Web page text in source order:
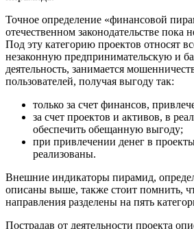
Точное определение «финансовой
отечественном законодательстве пока
Под эту категорию проектов относят
незаконную предпринимательскую и
деятельность, занимается
пользователей, получая выгоду так:
только за счет финансов,
за счет проектов и активов, в
обеспечить обещанную выгоду;
при привлечении денег в
реализованы.
Внешние индикаторы пирамид,
описаны выше, также стоит помнить,
направления разделены на пять
Пострадав от деятельности проекта